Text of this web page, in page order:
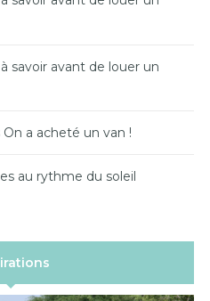
savoir avant de louer un
On a acheté un van !
au rythme du soleil